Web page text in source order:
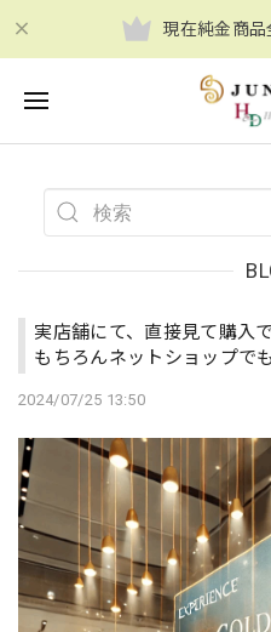
現在純金商
実店舗にて、直接見て購入
もちろんネットショップで
2024/07/25 13:50